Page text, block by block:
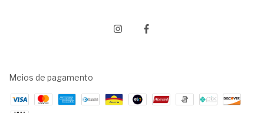
Meios de pagamento